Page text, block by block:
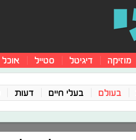
מוזיקה דיגיטל סטייל אוכל
בעולם בעלי חיים דעות